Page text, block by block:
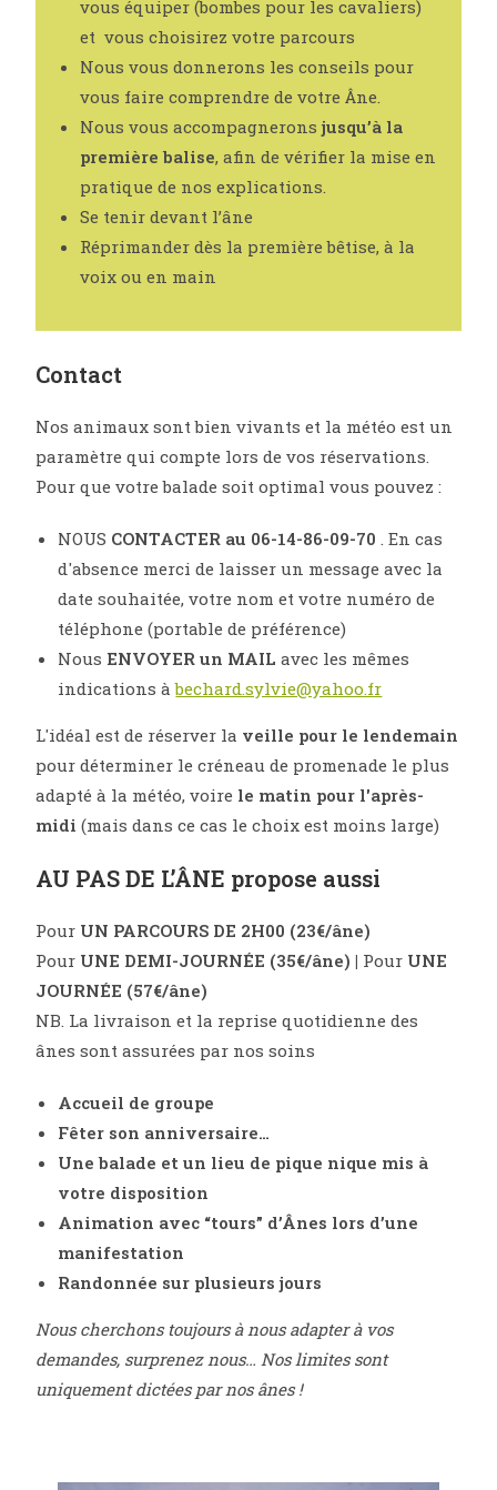
vous équiper (bombes pour les cavaliers)
et vous choisirez votre parcours
Nous vous donnerons les conseils pour
vous faire comprendre de votre Âne.
Nous vous accompagneronsjusqu’à la
première balise, afin de vérifier la mise en
pratique de nos explications.
Se tenir devant l’âne
Réprimander dès la première bêtise, à la
voix ou en main
Contact
Nos animaux sont bien vivants et la météo est un
paramètre qui compte lors de vos réservations.
Pour que votre balade soit optimal vous pouvez :
NOUS CONTACTER au 06-14-86-09-70 . En cas
d'absence merci de laisser un message avec la
date souhaitée, votre nom et votre numéro de
téléphone (portable de préférence)
NousENVOYER un MAIL avec les mêmes
indications àbechard.sylvie@yahoo.fr
L'idéal est de réserver la veille pour le lendemain
pour déterminer le créneau de promenade le plus
adapté à la météo, voire le matin pour l'après-
midi (mais dans ce cas le choix est moins large)
AU PAS DE L’ÂNE propose aussi
Pour UN PARCOURS DE 2H00 (23€/âne)
Pour UNE DEMI-JOURNÉE (35€/âne) | Pour UNE
JOURNÉE (57€/âne)
NB. La livraison et la reprise quotidienne des
ânes sont assurées par nos soins
Accueil de groupe
Fêter son anniversaire…
Une balade et un lieu de pique nique mis à
votre disposition
Animation avec “tours” d’Ânes lors d’une
manifestation
Randonnée sur plusieurs jours
Nous cherchons toujours à nous adapter à vos
demandes, surprenez nous… Nos limites sont
uniquement dictées par nos ânes !